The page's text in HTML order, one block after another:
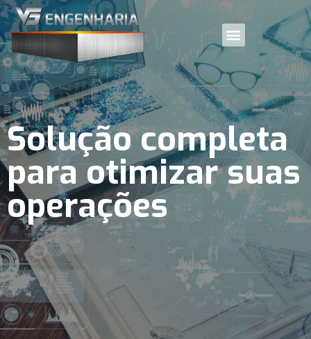
Solução completa
para otimizar suas
operações